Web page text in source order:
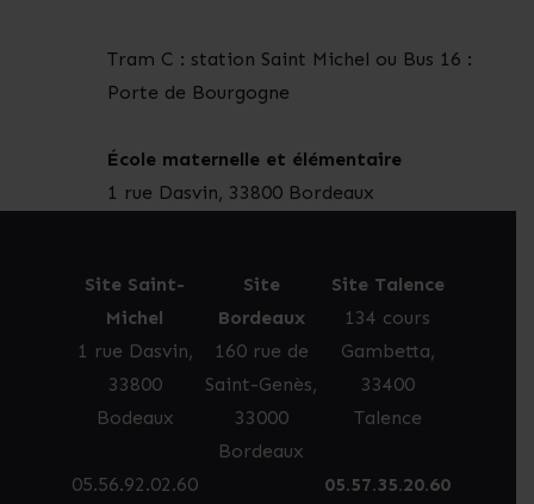
Tram C : station Saint Michel ou Bus 16 :
Porte de Bourgogne
École maternelle et élémentaire
1 rue Dasvin, 33800 Bordeaux
Site Saint-
Michel
1 rue Dasvin,
33800
Bodeaux
05.56.92.02.60
Site
Bordeaux
160 rue de
Saint-Genès,
33000
Bordeaux
Site Talence
134 cours
Gambetta,
33400
Talence
05.57.35.20.60